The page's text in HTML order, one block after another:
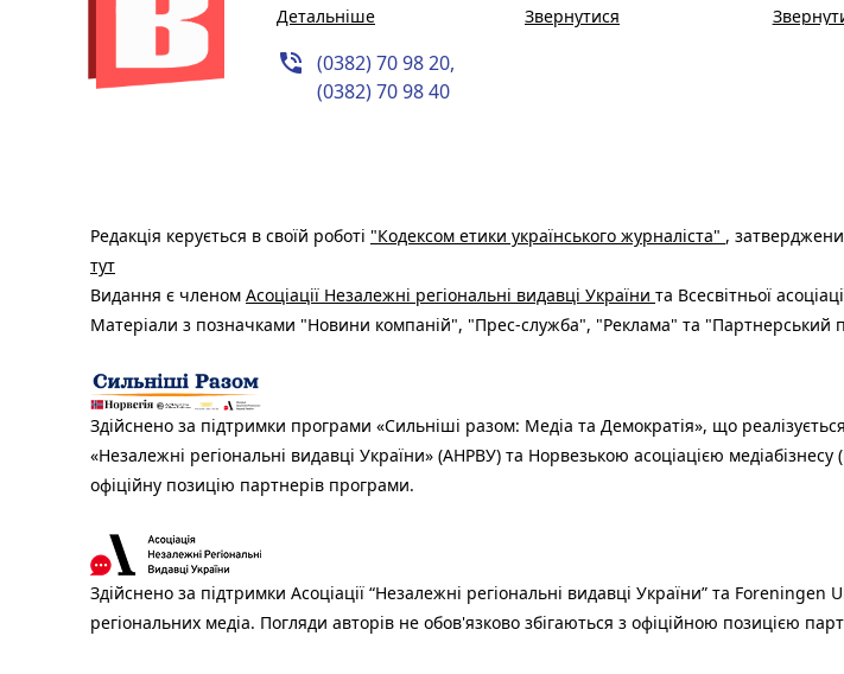
Детальніше
phone_in_talk (0382) 70 98 20,
(0382) 70 98 40
Звернутися
Редакція керується в своїй роботі "Кодексом етики українського журналіста" ,
тут
Видання є членом Асоціації Незалежні регіональні видавці України та Всесвітньої
Матеріали з позначками "Новини компаній", "Прес-служба", "Реклама" та "Партнерський
Здійснено за підтримки програми «Сильніші разом: Медіа та Демократія», що
«Незалежні регіональні видавці України» (АНРВУ) та Норвезькою асоціацією
офіційну позицію партнерів програми.
Здійснено за підтримки Асоціації “Незалежні регіональні видавці України” та
регіональних медіа. Погляди авторів не обов'язково збігаються з офіційною позицією